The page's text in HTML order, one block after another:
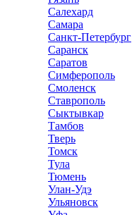
Салехард
Самара
Санкт-Петербург
Саранск
Саратов
Симферополь
Смоленск
Ставрополь
Сыктывкар
Тамбов
Тверь
Томск
Тула
Тюмень
Улан-Удэ
Ульяновск